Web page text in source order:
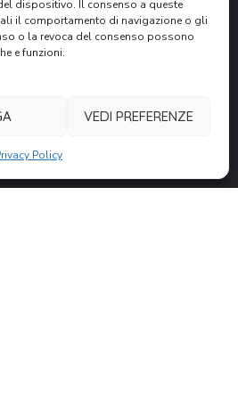
dispositivo. Il consenso a queste
il comportamento di navigazione o gli
o la revoca del consenso possono
e funzioni.
VEDI PREFERENZE
Policy